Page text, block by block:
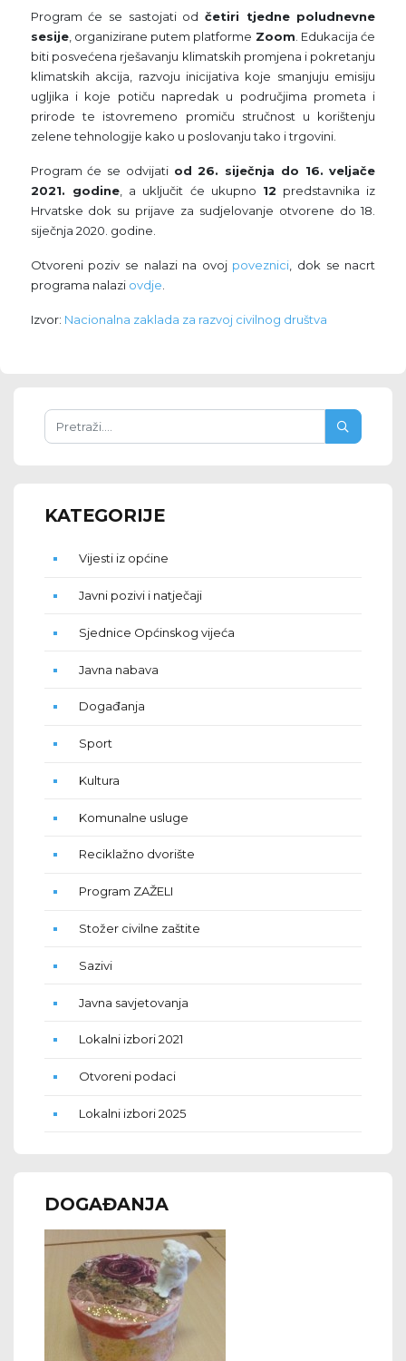
Program će se sastojati odčetiri tjedne poludnevne
sesije, organizirane putem platforme Zoom . Edukacija će
biti posvećena rješavanju klimatskih promjena i pokretanju
klimatskih akcija, razvoju inicijativa koje smanjuju emisiju
ugljika i koje potiču napredak u područjima prometa i
prirode te istovremeno promiču stručnost u korištenju
zelene tehnologije kako u poslovanju tako i trgovini.
Program će se odvijati od 26. siječnja do 16. veljače
2021. godine, a uključit će ukupno 12 predstavnika iz
Hrvatske dok su prijave za sudjelovanje otvorene do 18.
siječnja 2020. godine.
Otvoreni poziv se nalazi na ovoj poveznici , dok se nacrt
programa nalazi ovdje
Izvor: Nacionalna zaklada za razvoj civilnog društva
KATEGORIJE
Vijesti iz općine
Javni pozivi i natječaji
Sjednice Općinskog vijeća
Javna nabava
Događanja
Sport
Kultura
Komunalne usluge
Reciklažno dvorište
Program ZAŽELI
Stožer civilne zaštite
Sazivi
Javna savjetovanja
Lokalni izbori 2021
Otvoreni podaci
Lokalni izbori 2025
DOGAĐANJA